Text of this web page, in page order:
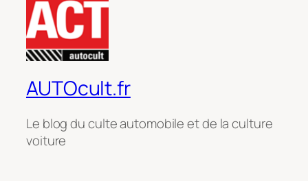
AUTOcult.fr
Le blog du culte automobile et de la culture
voiture